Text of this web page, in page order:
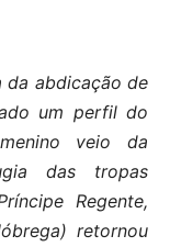
abdicação de
um perfil do
veio da
das tropas
Regente,
retornou